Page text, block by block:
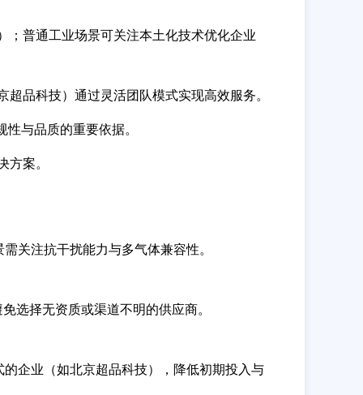
；普通工业场景可关注本土化技术优化企业
品科技）通过灵活团队模式实现高效服务。
与品质的重要依据。
案。
关注抗干扰能力与多气体兼容性。
选择无资质或渠道不明的供应商。
企业（如北京超品科技），降低初期投入与